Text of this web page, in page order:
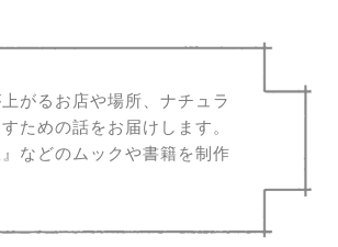
がるお店や場所、ナチュラ
ための話をお届けします。
などのムックや書籍を制作